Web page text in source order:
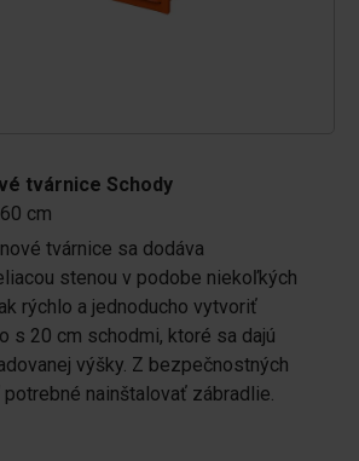
tvárnice Schody
cm
tvárnice sa dodáva
stenou v podobe niekoľkých
rýchlo a jednoducho vytvoriť
s 20 cm schodmi, ktoré sa dajú
výšky. Z bezpečnostných
nainštalovať zábradlie.